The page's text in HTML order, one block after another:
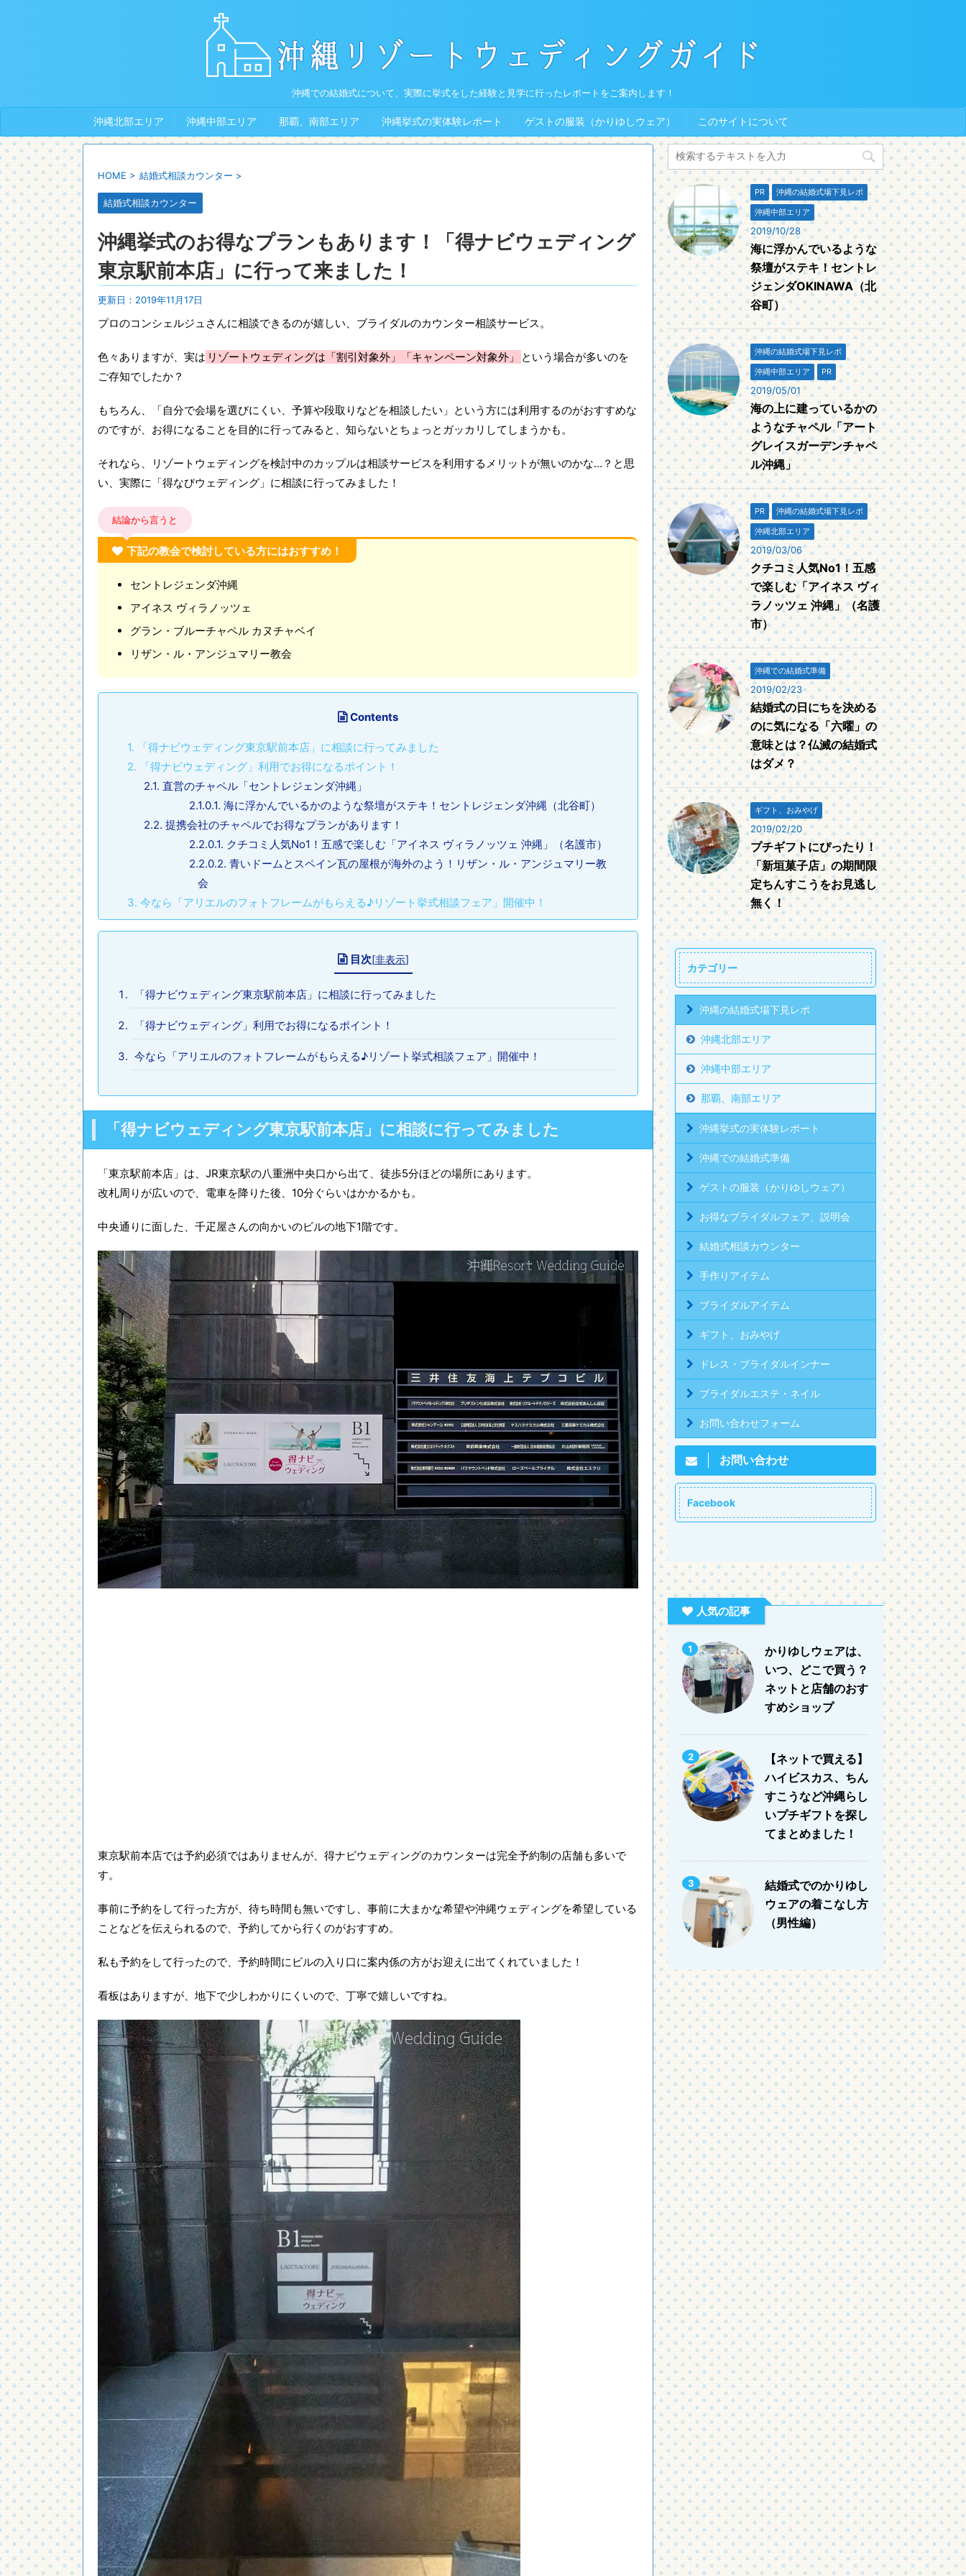
沖縄での結婚式について、実際に挙式をした経験と見学に行ったレポートをご案内します！
沖縄北部エリア 沖縄中部エリア 那覇、南部エリア 沖縄挙式の実体験レポート ゲストの服装（かりゆしウェア） このサイトについて
HOME > 結婚式相談カウンター >
結婚式相談カウンター
沖縄挙式のお得なプランもあります！「得ナビウェディング
東京駅前本店」に行って来ました！
更新日： 2019年11月17日
プロのコンシェルジュさんに相談できるのが嬉しい、ブライダルのカウンター相談サービス。
色々ありますが、実は リゾートウェディングは「割引対象外」「キャンペーン対象外」
という場合が多いのを
ご存知でしたか？
もちろん、「自分で会場を選びにくい、予算や段取りなどを相談したい」という方には利用するのがおすすめな
のですが、お得になることを目的に行ってみると、知らないとちょっとガッカリしてしまうかも。
それなら、リゾートウェディングを検討中のカップルは相談サービスを利用するメリットが無いのかな…？と思
い、実際に「得なびウェディング」に相談に行ってみました！
結論から言うと
下記の教会で検討している方にはおすすめ！
セントレジェンダ沖縄
アイネス ヴィラノッツェ
グラン・ブルーチャペル カヌチャベイ
リザン・ル・アンジュマリー教会
Contents
1. 「得ナビウェディング東京駅前本店」に相談に行ってみました
2. 「得ナビウェディング」利用でお得になるポイント！
2.1. 直営のチャペル「セントレジェンダ沖縄」
2.1.0.1. 海に浮かんでいるかのような祭壇がステキ！セントレジェンダ沖縄（北谷町）
2.2. 提携会社のチャペルでお得なプランがあります！
2.2.0.1. クチコミ人気No1！五感で楽しむ「アイネス ヴィラノッツェ 沖縄」（名護市）
2.2.0.2. 青いドームとスペイン瓦の屋根が海外のよう！リザン・ル・アンジュマリー教
会
3. 今なら「アリエルのフォトフレームがもらえる♪リゾート挙式相談フェア」開催中！
目次[非表示]
「得ナビウェディング東京駅前本店」に相談に行ってみました
「得ナビウェディング」利用でお得になるポイント！
今なら「アリエルのフォトフレームがもらえる♪リゾート挙式相談フェア」開催中！
「得ナビウェディング東京駅前本店」に相談に行ってみました
「東京駅前本店」は、JR東京駅の八重洲中央口から出て、徒歩5分ほどの場所にあります。
改札周りが広いので、電車を降りた後、10分ぐらいはかかるかも。
中央通りに面した、千疋屋さんの向かいのビルの地下1階です。
東京駅前本店では予約必須ではありませんが、得ナビウェディングのカウンターは完全予約制の店舗も多いで
す。
事前に予約をして行った方が、待ち時間も無いですし、事前に大まかな希望や沖縄ウェディングを希望している
ことなどを伝えられるので、予約してから行くのがおすすめ。
私も予約をして行ったので、予約時間にビルの入り口に案内係の方がお迎えに出てくれていました！
看板はありますが、地下で少しわかりにくいので、丁寧で嬉しいですね。
PR
沖縄の結婚式場下見レポ
沖縄中部エリア
2019/10/28
海に浮かんでいるような
祭壇がステキ！セントレ
ジェンダOKINAWA（北
谷町）
沖縄の結婚式場下見レポ
沖縄中部エリア
PR
2019/05/01
海の上に建っているかの
ようなチャペル「アート
グレイスガーデンチャペ
ル沖縄」
PR
沖縄の結婚式場下見レポ
沖縄北部エリア
2019/03/06
クチコミ人気No1！五感
で楽しむ「アイネス ヴィ
ラノッツェ 沖縄」（名護
市）
沖縄での結婚式準備
2019/02/23
結婚式の日にちを決める
のに気になる「六曜」の
意味とは？仏滅の結婚式
はダメ？
ギフト、おみやげ
2019/02/20
プチギフトにぴったり！
「新垣菓子店」の期間限
定ちんすこうをお見逃し
無く！
カテゴリー
沖縄の結婚式場下見レポ
沖縄北部エリア
沖縄中部エリア
那覇、南部エリア
沖縄挙式の実体験レポート
沖縄での結婚式準備
ゲストの服装（かりゆしウェア）
お得なブライダルフェア、説明会
結婚式相談カウンター
手作りアイテム
ブライダルアイテム
ギフト、おみやげ
ドレス・ブライダルインナー
ブライダルエステ・ネイル
お問い合わせフォーム
お問い合わせ
Facebook
人気の記事
1
かりゆしウェアは、
いつ、どこで買う？
ネットと店舗のおす
すめショップ
2
【ネットで買える】
ハイビスカス、ちん
すこうなど沖縄らし
いプチギフトを探し
てまとめました！
3
結婚式でのかりゆし
ウェアの着こなし方
（男性編）